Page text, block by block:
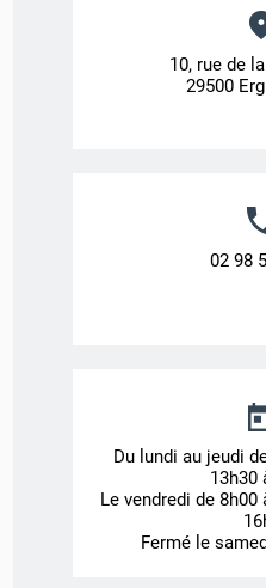
10, rue de
29500
02 98
Du lundi au jeudi
13h30
Le vendredi de 8h00
Fermé le